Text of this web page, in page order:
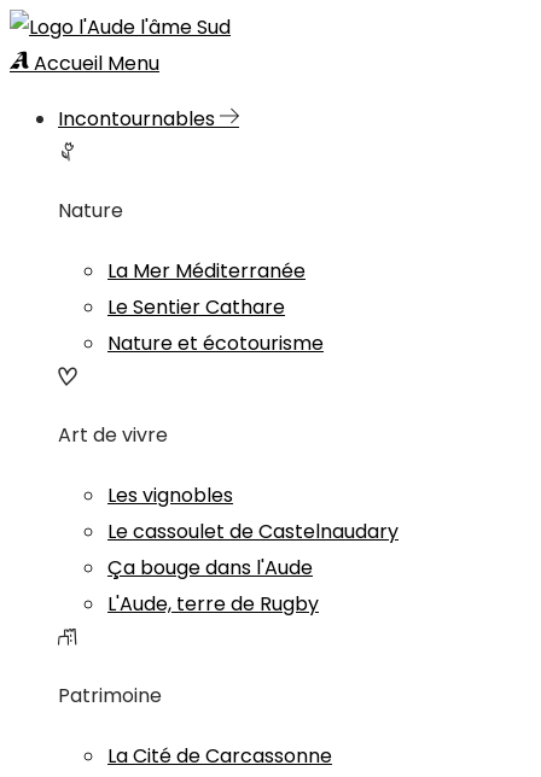
Accueil Menu
Incontournables
Nature
La Mer Méditerranée
Le Sentier Cathare
Nature et écotourisme
Art de vivre
Les vignobles
Le cassoulet de Castelnaudary
Ça bouge dans l'Aude
L'Aude, terre de Rugby
Patrimoine
La Cité de Carcassonne